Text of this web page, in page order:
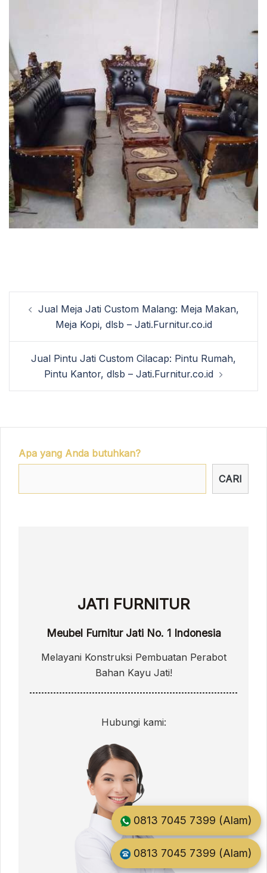
navigation
Jual Meja Jati Custom Malang: Meja Makan,
Meja Kopi, dlsb – Jati.Furnitur.co.id
Jual Pintu Jati Custom Cilacap: Pintu Rumah,
Pintu Kantor, dlsb – Jati.Furnitur.co.id
Apa yang Anda butuhkan?
CARI
JATI FURNITUR
Meubel Furnitur Jati No. 1 Indonesia
Melayani Konstruksi Pembuatan Perabot
Bahan Kayu Jati!
Hubungi kami:
0813 7045 7399 (Alam)
0813 7045 7399 (Alam)